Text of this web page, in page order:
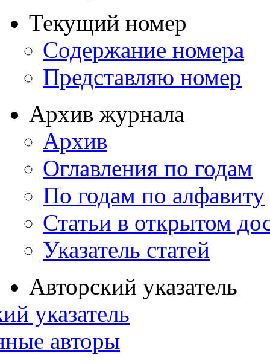
Текущий номер
Содержание номера
Представляю номер
Архив журнала
Архив
Оглавления по годам
По годам по алфавиту
Статьи в открытом
Указатель статей
Авторский указатель
указатель
авторы